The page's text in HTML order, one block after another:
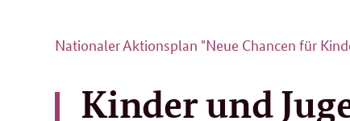
Nationaler Aktionsplan "Neue Chancen für
Kinder und